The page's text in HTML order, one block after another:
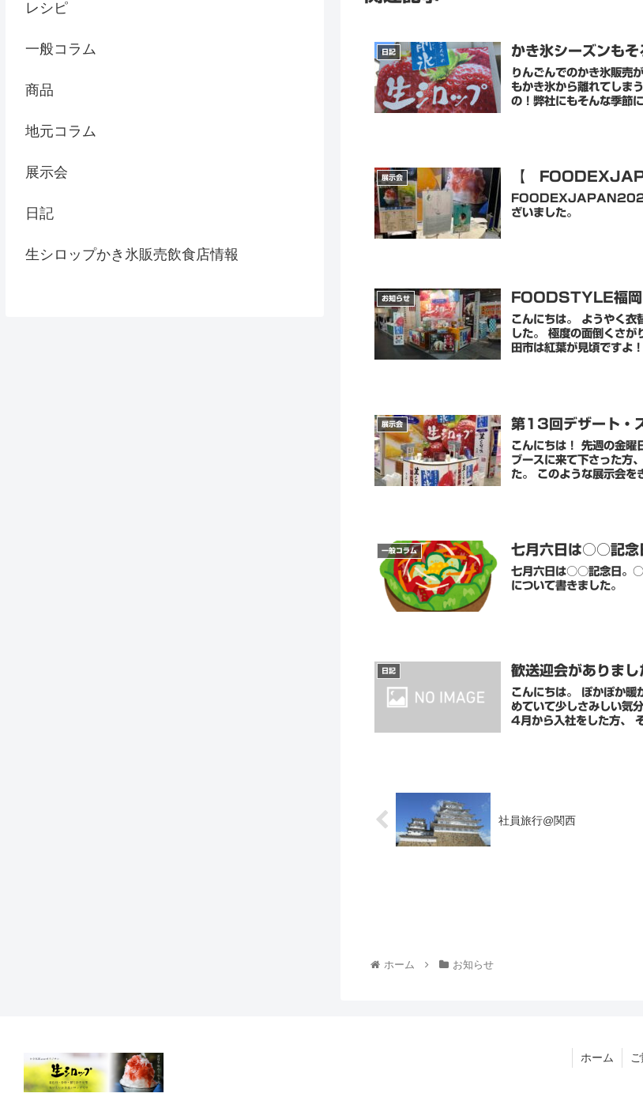
日記 かき氷シーズンも
りんごんでのかき氷販売
もかき氷から離れてしま
の！弊社にもそんな季節
展示会 【
FOODEXJAPAN2021
ざいました。
お知らせ FOODSTYLE福岡
こんにちは。 ようやく衣
した。 極度の面倒くさが
田市は紅葉が見頃ですよ
展示会 第13回デザート・
こんにちは！ 先週の金曜
ブースに来て下さった方
た。 このような展示会
一般コラム 七月六日は○○記
七月六日は○○記念日。
について書きました。
日記 歓送迎会がありまし
こんにちは。 ぽかぽか暖
めていて少しさみしい気分になります。。。 先日歓送迎
4月から入社をした方、
社員旅行@関西
ホーム お知らせ
レシピ
一般コラム
商品
地元コラム
展示会
日記
生シロップかき氷販売飲食店情報
ホーム